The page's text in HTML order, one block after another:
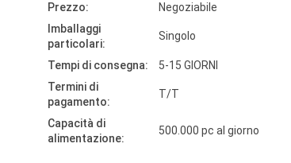
Prezzo:
Negoziabile
Imballaggi
particolari:
Singolo
Tempi di consegna:
5-15 GIORNI
Termini di
pagamento:
T/T
Capacità di
alimentazione:
500.000 pc al giorno